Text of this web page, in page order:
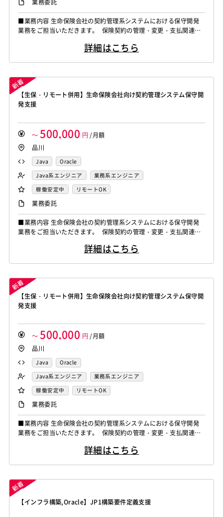
業務委託
■業務内容 生命保険会社の契約管理系システムにおける保守開発
業務をご担当いただきます。 保険契約の管理・変更・支払関連領
チームとの調整、テスト支援まで一貫して対応いただくポジション
書、設計書等...
詳細はこちら
【生保・リモート併用】生命保険会社向け契約管理システム保守開
発支援
～ 500,000 円 /月額
品川
Java
Oracle
Java系エンジニア
業務系エンジニア
稼働安定中
リモートOK
業務委託
■業務内容 生命保険会社の契約管理系システムにおける保守開発
業務をご担当いただきます。 保険契約の管理・変更・支払関連領
チームとの調整、テスト支援まで一貫して対応いただくポジション
書、設計書等...
詳細はこちら
【生保・リモート併用】生命保険会社向け契約管理システム保守開
発支援
～ 500,000 円 /月額
品川
Java
Oracle
Java系エンジニア
業務系エンジニア
稼働安定中
リモートOK
業務委託
■業務内容 生命保険会社の契約管理系システムにおける保守開発
業務をご担当いただきます。 保険契約の管理・変更・支払関連領
チームとの調整、テスト支援まで一貫して対応いただくポジション
書、設計書等...
詳細はこちら
【インフラ構築,Oracle】JP1構築要件定義支援